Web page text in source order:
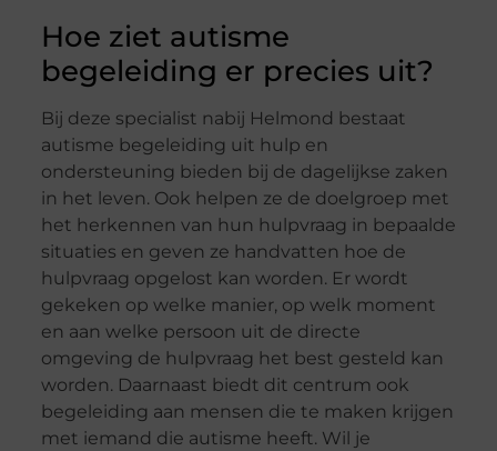
Hoe ziet autisme
begeleiding er precies uit?
Bij deze specialist nabij Helmond bestaat
autisme begeleiding uit hulp en
ondersteuning bieden bij de dagelijkse zaken
in het leven. Ook helpen ze de doelgroep met
het herkennen van hun hulpvraag in bepaalde
situaties en geven ze handvatten hoe de
hulpvraag opgelost kan worden. Er wordt
gekeken op welke manier, op welk moment
en aan welke persoon uit de directe
omgeving de hulpvraag het best gesteld kan
worden. Daarnaast biedt dit centrum ook
begeleiding aan mensen die te maken krijgen
met iemand die autisme heeft. Wil je